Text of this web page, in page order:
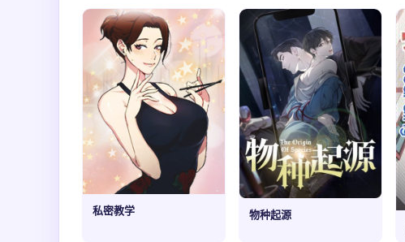
私密教学
物种起源